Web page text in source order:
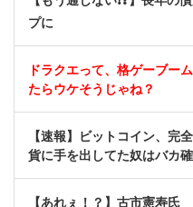
プに
ドラクエって、格ゲーブー
たらウケそうじゃね？
【速報】ビットコイン、
貨に手を出してた奴はバカ
【あれぇ！？】古市憲寿